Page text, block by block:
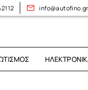
Λεωφόρος Ηρακλείου 394!
info@autofino.gr